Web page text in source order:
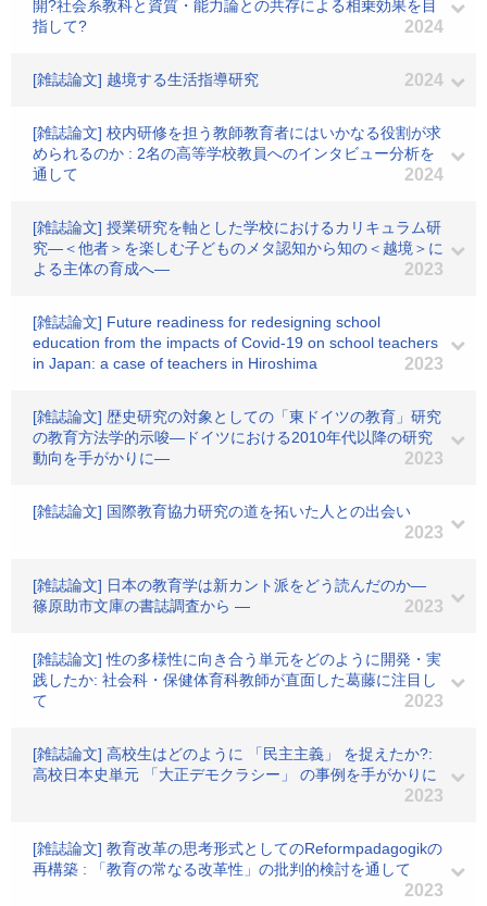
開?社会系教科と資質・能力論との共存による相乗効果を目
指して?
2024
[雑誌論文] 越境する生活指導研究 2024
[雑誌論文] 校内研修を担う教師教育者にはいかなる役割が求
められるのか : 2名の高等学校教員へのインタビュー分析を
通して
2024
[雑誌論文] 授業研究を軸とした学校におけるカリキュラム研
究―＜他者＞を楽しむ子どものメタ認知から知の＜越境＞に
よる主体の育成へ―
2023
[雑誌論文] Future readiness for redesigning school
education from the impacts of Covid-19 on school teachers
in Japan: a case of teachers in Hiroshima
2023
[雑誌論文] 歴史研究の対象としての「東ドイツの教育」研究
の教育方法学的示唆―ドイツにおける2010年代以降の研究
動向を手がかりに―
2023
[雑誌論文] 国際教育協力研究の道を拓いた人との出会い
2023
[雑誌論文] 日本の教育学は新カント派をどう読んだのか―
篠原助市文庫の書誌調査から ―
2023
[雑誌論文] 性の多様性に向き合う単元をどのように開発・実
践したか: 社会科・保健体育科教師が直面した葛藤に注目し
て
2023
[雑誌論文] 高校生はどのように 「民主主義」 を捉えたか?:
高校日本史単元 「大正デモクラシー」 の事例を手がかりに
2023
[雑誌論文] 教育改革の思考形式としてのReformpadagogikの
再構築 : 「教育の常なる改革性」の批判的検討を通して
2023